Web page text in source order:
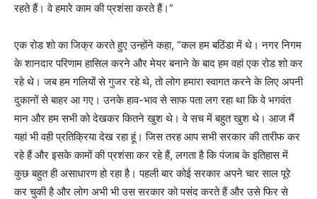
रहते हैं। वे हमारे काम की प्रशंसा करते हैं।”
एक रोड शो का जिक्र करते हुए उन्होंने कहा, “कल हम बठिंडा में थे। नगर निगम
के शानदार परिणाम हासिल करने और मेयर बनाने के बाद हम वहां एक रोड शो कर
रहे थे। जब हम गलियों से गुजर रहे थे, तो लोग हमारा स्वागत करने के लिए अपनी
दुकानों से बाहर आ गए। उनके हाव-भाव से साफ पता लग रहा था कि वे भगवंत
मान और हम सभी को देखकर कितने खुश थे। वे सच में बहुत खुश थे। आज मैं
यहां भी वही प्रतिक्रिया देख रहा हूं। जिस तरह आप सभी सरकार की तारीफ कर
रहे हैं और इसके कामों की प्रशंसा कर रहे हैं, लगता है कि पंजाब के इतिहास में
कुछ बहुत ही असाधारण हो रहा है। पहली बार कोई सरकार अपने चार साल पूरे
कर चुकी है और लोग अभी भी उस सरकार को पसंद करते हैं और उसे फिर से